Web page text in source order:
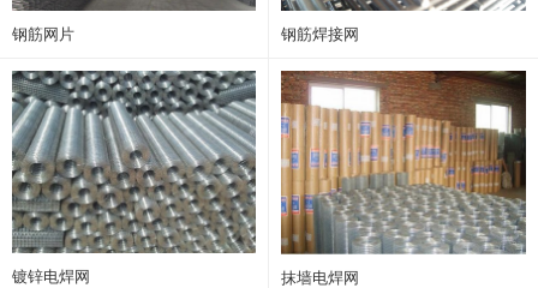
钢筋网片 钢筋焊接网
镀锌电焊网 抹墙电焊网